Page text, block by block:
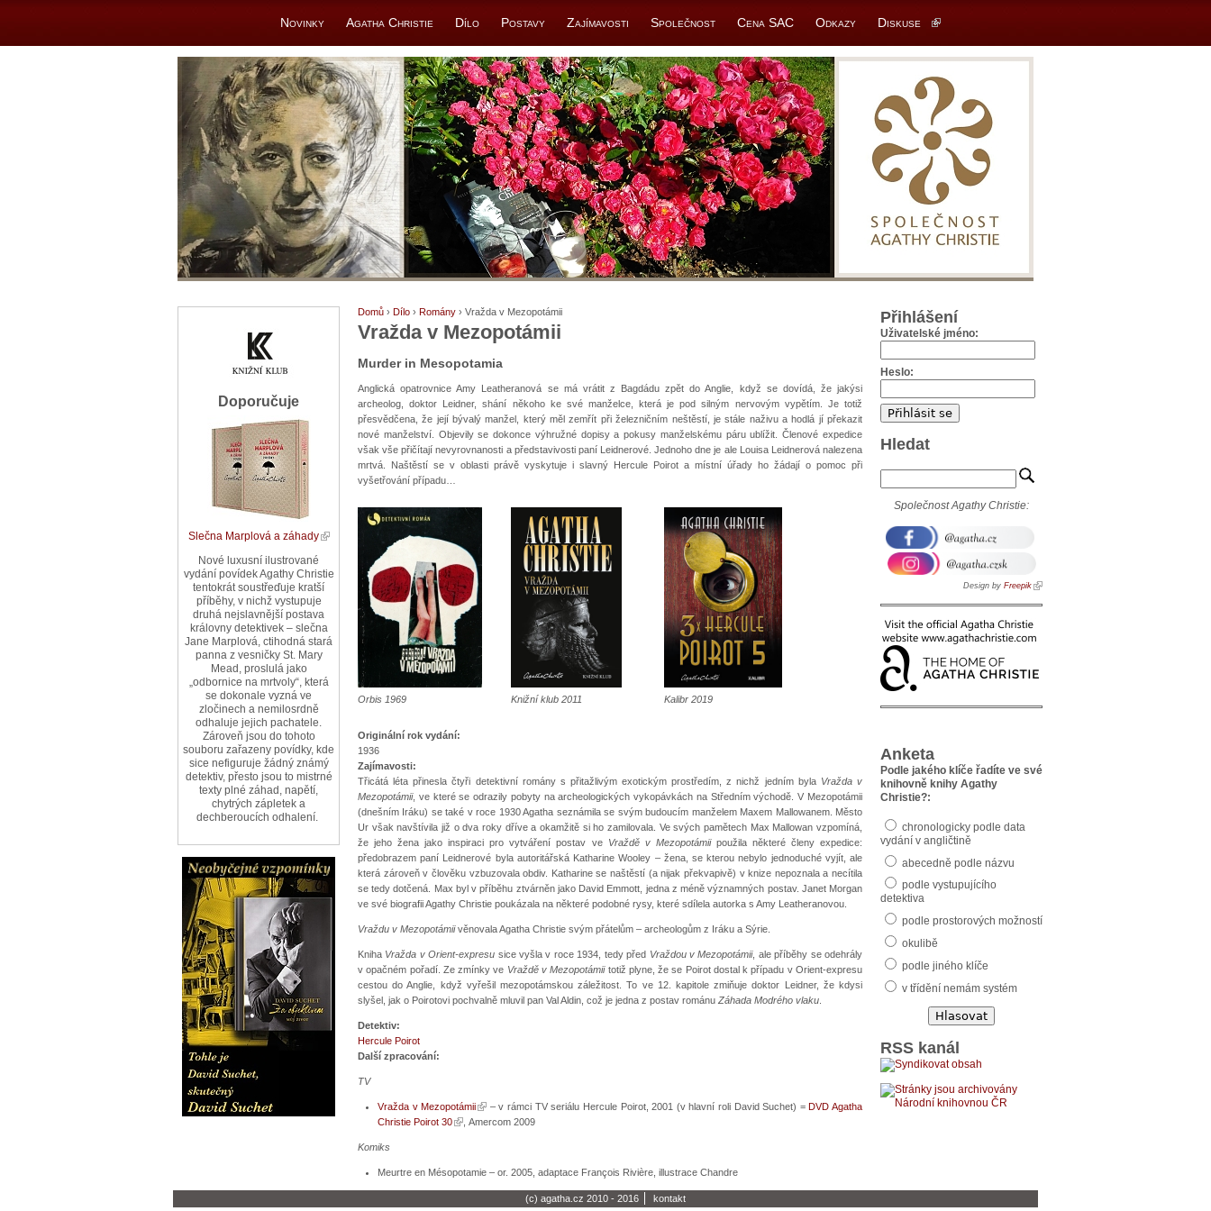
Novinky Agatha Christie Dílo Postavy Zajímavosti Společnost Cena SAC Odkazy Diskuse
Domů › Dílo › Romány › Vražda v Mezopotámii
Vražda v Mezopotámii
Murder in Mesopotamia
Anglická opatrovnice Amy Leatheranová se má vrátit z Bagdádu zpět do Anglie, když se dovídá, že jakýsi
archeolog, doktor Leidner, shání někoho ke své manželce, která je pod silným nervovým vypětím. Je totiž
přesvědčena, že její bývalý manžel, který měl zemřít při železničním neštěstí, je stále naživu a hodlá jí překazit
nové manželství. Objevily se dokonce výhružné dopisy a pokusy manželskému páru ublížit. Členové expedice
však vše přičítají nevyrovnanosti a představivosti paní Leidnerové. Jednoho dne je ale Louisa Leidnerová nalezena
mrtvá. Naštěstí se v oblasti právě vyskytuje i slavný Hercule Poirot a místní úřady ho žádají o pomoc při
vyšetřování případu…
Orbis 1969 Knižní klub 2011 Kalibr 2019
Originální rok vydání:
1936
Zajímavosti:
Třicátá léta přinesla čtyři detektivní romány s přitažlivým exotickým prostředím, z nichž jedním byla Vražda v
Mezopotámii, ve které se odrazily pobyty na archeologických vykopávkách na Středním východě. V Mezopotámii
(dnešním Iráku) se také v roce 1930 Agatha seznámila se svým budoucím manželem Maxem Mallowanem. Město
Ur však navštívila již o dva roky dříve a okamžitě si ho zamilovala. Ve svých pamětech Max Mallowan vzpomíná,
že jeho žena jako inspiraci pro vytváření postav ve Vraždě v Mezopotámiipoužila některé členy expedice:
předobrazem paní Leidnerové byla autoritářská Katharine Wooley – žena, se kterou nebylo jednoduché vyjít, ale
která zároveň v člověku vzbuzovala obdiv. Katharine se naštěstí (a nijak překvapivě) v knize nepoznala a necítila
se tedy dotčená. Max byl v příběhu ztvárněn jako David Emmott, jedna z méně významných postav. Janet Morgan
ve své biografii Agathy Christie poukázala na některé podobné rysy, které sdílela autorka s Amy Leatheranovou.
Vraždu v Mezopotámiivěnovala Agatha Christie svým přátelům – archeologům z Iráku a Sýrie.
Kniha Vražda v Orient-expresu sice vyšla v roce 1934, tedy před Vraždou v Mezopotámii, ale příběhy se odehrály
v opačném pořadí. Ze zmínky ve Vraždě v Mezopotámiitotiž plyne, že se Poirot dostal k případu v Orient-expresu
cestou do Anglie, když vyřešil mezopotámskou záležitost. To ve 12. kapitole zmiňuje doktor Leidner, že kdysi
slyšel, jak o Poirotovi pochvalně mluvil pan Val Aldin, což je jedna z postav románu Záhada Modrého vlaku
Detektiv:
Hercule Poirot
Další zpracování:
TV
Vražda v Mezopotámii – v rámci TV seriálu Hercule Poirot, 2001 (v hlavní roli David Suchet) =DVD Agatha
Christie Poirot 30
, Amercom 2009
Komiks
Meurtre en Mésopotamie – or. 2005, adaptace François Rivière, illustrace Chandre
Doporučuje
Slečna Marplová a záhady
Nové luxusní ilustrované
vydání povídek Agathy Christie
tentokrát soustřeďuje kratší
příběhy, v nichž vystupuje
druhá nejslavnější postava
královny detektivek – slečna
Jane Marplová, ctihodná stará
panna z vesničky St. Mary
Mead, proslulá jako
„odbornice na mrtvoly“, která
se dokonale vyzná ve
zločinech a nemilosrdně
odhaluje jejich pachatele.
Zároveň jsou do tohoto
souboru zařazeny povídky, kde
sice nefiguruje žádný známý
detektiv, přesto jsou to mistrné
texty plné záhad, napětí,
chytrých zápletek a
dechberoucích odhalení.
Přihlášení
Uživatelské jméno:
Heslo:
Hledat
Společnost Agathy Christie:
Design by Freepik
Anketa
Podle jakého klíče řadíte ve své
knihovně knihy Agathy
Christie?:
chronologicky podle data
vydání v angličtině
abecedně podle názvu
podle vystupujícího
detektiva
podle prostorových možností
okulibě
podle jiného klíče
v třídění nemám systém
RSS kanál
(c) agatha.cz 2010 - 2016 kontakt